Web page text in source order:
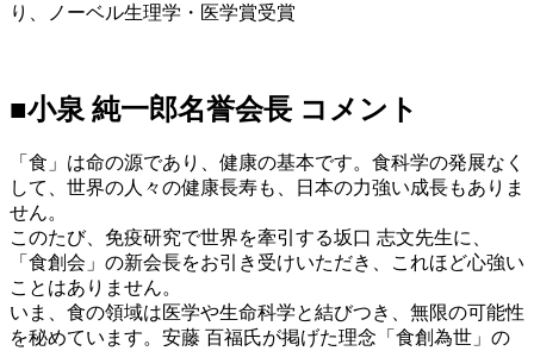
り、ノーベル生理学・医学賞受賞
■小泉 純一郎名誉会長 コメント
「食」は命の源であり、健康の基本です。食科学の発展なく
して、世界の人々の健康長寿も、日本の力強い成長もありま
せん。
このたび、免疫研究で世界を牽引する坂口 志文先生に、
「食創会」の新会長をお引き受けいただき、これほど心強い
ことはありません。
いま、食の領域は医学や生命科学と結びつき、無限の可能性
を秘めています。安藤 百福氏が掲げた理念「食創為世」の